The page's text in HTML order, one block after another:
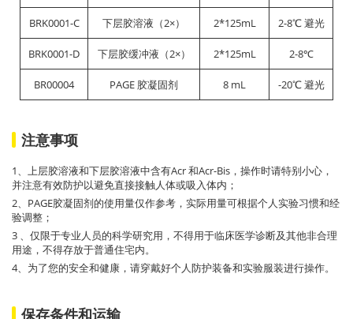
BRK0001-C 下层胶溶液（2×） 2*125mL 2-8℃ 避光
BRK0001-D 下层胶缓冲液（2×） 2*125mL 2-8℃
BR00004 PAGE 胶凝固剂 8 mL -20℃ 避光
注意事项
1、上层胶溶液和下层胶溶液中含有Acr 和Acr-Bis，操作时请特别小心，
并注意有效防护以避免直接接触人体或吸入体内；
2、PAGE胶凝固剂的使用量仅作参考，实际用量可根据个人实验习惯和经
验调整；
3 、仅限于专业人员的科学研究用，不得用于临床医学诊断及其他非合理
用途，不得存放于普通住宅内。
4、为了您的安全和健康，请穿戴好个人防护装备和实验服装进行操作。
保存条件和运输